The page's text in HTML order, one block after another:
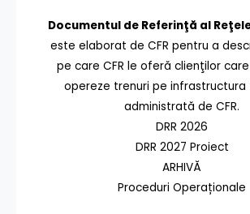
Documentul de Referinţă al Reţelei
este elaborat de CFR pentru a
pe care CFR le oferă clienţilor
opereze trenuri pe infrastructura
administrată de CFR.
DRR 2026
DRR 2027 Proiect
ARHIVĂ
Proceduri Operaționale